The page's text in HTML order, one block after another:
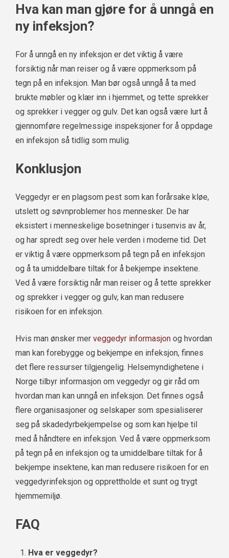
Hva kan man gjøre for å unngå en
ny infeksjon?
For å unngå en ny infeksjon er det viktig å være
forsiktig når man reiser og å være oppmerksom på
tegn på en infeksjon. Man bør også unngå å ta med
brukte møbler og klær inn i hjemmet, og tette sprekker
og sprekker i vegger og gulv. Det kan også være lurt å
gjennomføre regelmessige inspeksjoner for å oppdage
en infeksjon så tidlig som mulig.
Konklusjon
Veggedyr er en plagsom pest som kan forårsake kløe,
utslett og søvnproblemer hos mennesker. De har
eksistert i menneskelige bosetninger i tusenvis av år,
og har spredt seg over hele verden i moderne tid. Det
er viktig å være oppmerksom på tegn på en infeksjon
og å ta umiddelbare tiltak for å bekjempe insektene.
Ved å være forsiktig når man reiser og å tette sprekker
og sprekker i vegger og gulv, kan man redusere
risikoen for en infeksjon.
Hvis man ønsker mer veggedyr informasjon og hvordan
man kan forebygge og bekjempe en infeksjon, finnes
det flere ressurser tilgjengelig. Helsemyndighetene i
Norge tilbyr informasjon om veggedyr og gir råd om
hvordan man kan unngå en infeksjon. Det finnes også
flere organisasjoner og selskaper som spesialiserer
seg på skadedyrbekjempelse og som kan hjelpe til
med å håndtere en infeksjon. Ved å være oppmerksom
på tegn på en infeksjon og ta umiddelbare tiltak for å
bekjempe insektene, kan man redusere risikoen for en
veggedyrinfeksjon og opprettholde et sunt og trygt
hjemmemiljø.
FAQ
Hva er veggedyr?